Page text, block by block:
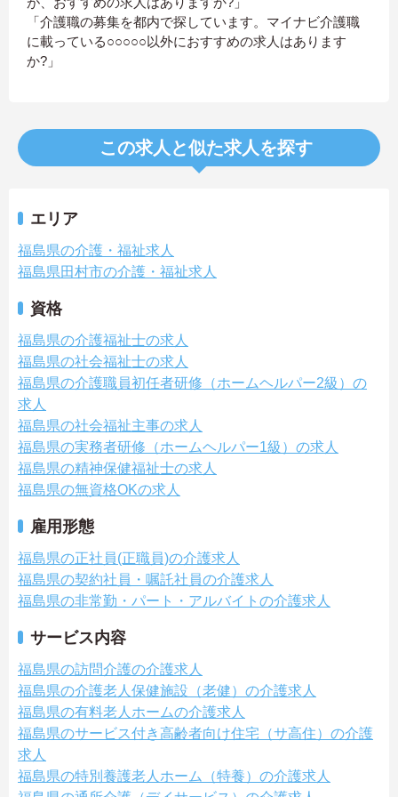
「介護職の募集を都内で探しています。マイナビ介護職
に載っている○○○○○以外におすすめの求人はあります
か?」
この求人と似た求人を探す
エリア
福島県の介護・福祉求人
福島県田村市の介護・福祉求人
資格
福島県の介護福祉士の求人
福島県の社会福祉士の求人
福島県の介護職員初任者研修（ホームヘルパー2級）の
求人
福島県の社会福祉主事の求人
福島県の実務者研修（ホームヘルパー1級）の求人
福島県の精神保健福祉士の求人
福島県の無資格OKの求人
雇用形態
福島県の正社員(正職員)の介護求人
福島県の契約社員・嘱託社員の介護求人
福島県の非常勤・パート・アルバイトの介護求人
サービス内容
福島県の訪問介護の介護求人
福島県の介護老人保健施設（老健）の介護求人
福島県の有料老人ホームの介護求人
福島県のサービス付き高齢者向け住宅（サ高住）の介護
求人
福島県の特別養護老人ホーム（特養）の介護求人